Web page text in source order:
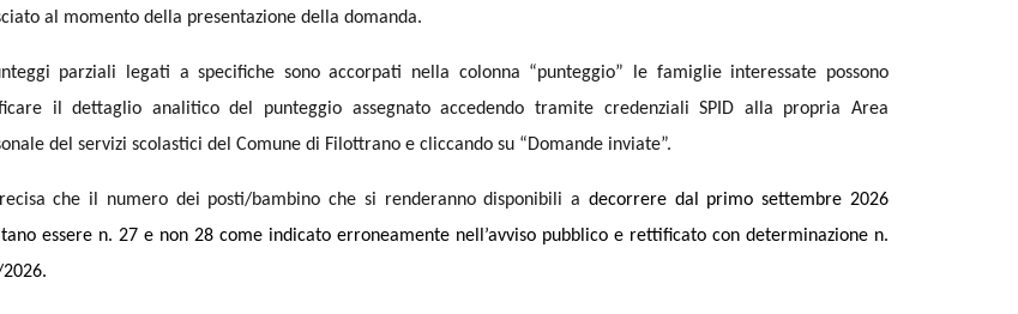
al momento della presentazione della domanda.
parziali legati a specifiche sono accorpati nella colonna “punteggio” le famiglie interessate possono
il dettaglio analitico del punteggio assegnato accedendo tramite credenziali SPID alla propria Area
del servizi scolastici del Comune di Filottrano e cliccando su “Domande inviate”.
che il numero dei posti/bambino che si renderanno disponibili a decorrere dal primo settembre 2026
essere n. 27 e non 28 come indicato erroneamente nell’avviso pubblico e rettificato con determinazione n.
.